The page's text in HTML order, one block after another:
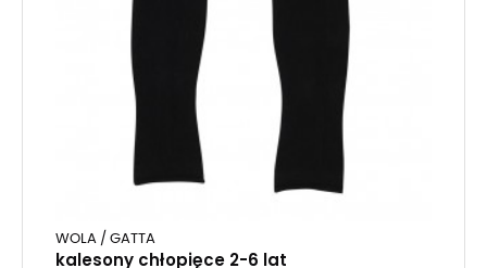
WOLA / GATTA
kalesony chłopięce 2-6 lat